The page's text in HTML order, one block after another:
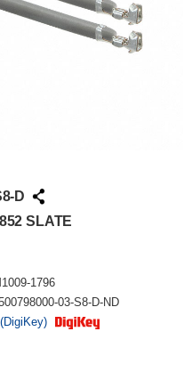
D
SLATE
1796
03-S8-D-ND